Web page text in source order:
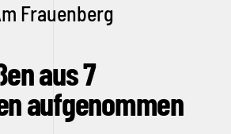
Frauenberg
aus 7
aufgenommen